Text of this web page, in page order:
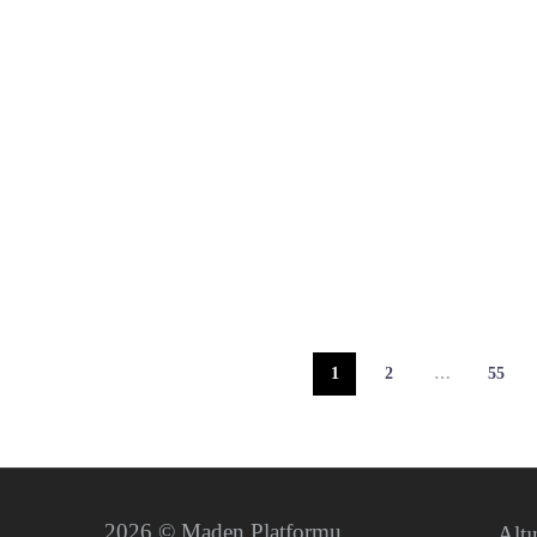
1 2 … 55
2026 © Maden Platformu